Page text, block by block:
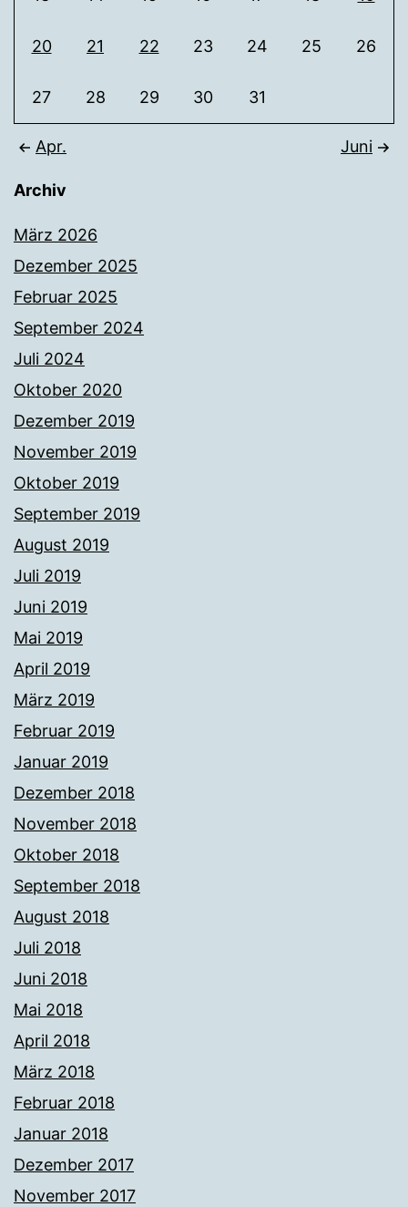
20 21 22 23 24 25 26
27 28 29 30 31
Apr. Juni
Archiv
März 2026
Dezember 2025
Februar 2025
September 2024
Juli 2024
Oktober 2020
Dezember 2019
November 2019
Oktober 2019
September 2019
August 2019
Juli 2019
Juni 2019
Mai 2019
April 2019
März 2019
Februar 2019
Januar 2019
Dezember 2018
November 2018
Oktober 2018
September 2018
August 2018
Juli 2018
Juni 2018
Mai 2018
April 2018
März 2018
Februar 2018
Januar 2018
Dezember 2017
November 2017